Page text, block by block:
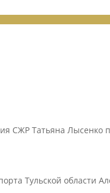
СЖР Татьяна
Тульской области